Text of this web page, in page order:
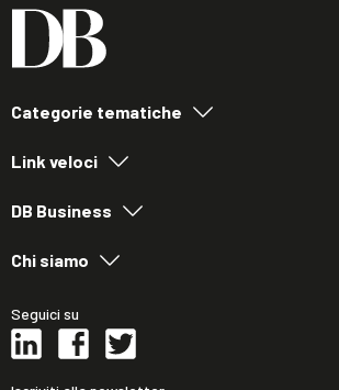
Categorie tematiche
Link veloci
DB Business
Chi siamo
Seguici su